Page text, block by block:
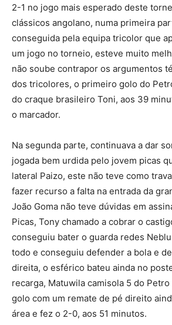
2-1 no jogo mais esperado deste
clássicos angolano, numa primeira
conseguida pela equipa tricolor que
um jogo no torneio, esteve muito
não soube contrapor os argumentos
dos tricolores, o primeiro golo do
do craque brasileiro Toni, aos 39
o marcador.
Na segunda parte, continuava a dar
jogada bem urdida pelo jovem picas
lateral Paizo, este não teve como
fazer recurso a falta na entrada da
João Goma não teve dúvidas em
Picas, Tony chamado a cobrar o
conseguiu bater o guarda redes
todo e conseguiu defender a bola e
direita, o esférico bateu ainda no
recarga, Matuwila camisola 5 do
golo com um remate de pé direito
área e fez o 2-0, aos 51 minutos.